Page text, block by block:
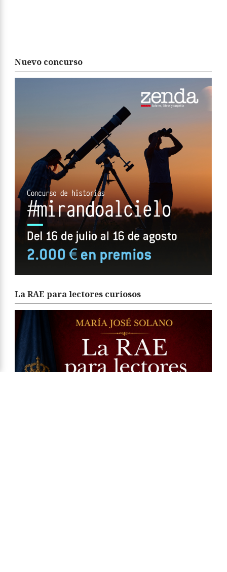
Nuevo concurso
La RAE para lectores curiosos